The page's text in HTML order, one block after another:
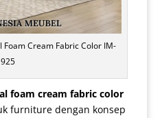
Foam Cream Fabric Color IM-
925
foam cream fabric color
furniture dengan konsep